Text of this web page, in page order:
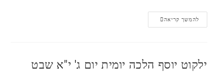
להמשך קריאה
ילקוט יוסף הלכה יומית יום ג' י"א שבט